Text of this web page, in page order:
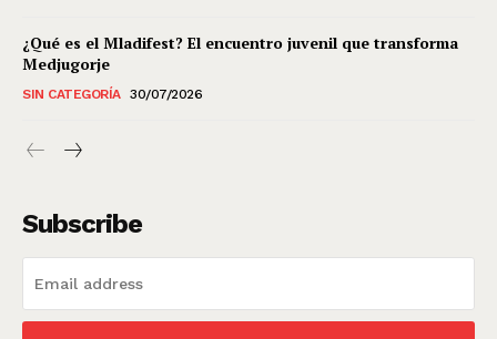
¿Qué es el Mladifest? El encuentro juvenil que transforma
Medjugorje
SIN CATEGORÍA 30/07/2026
Subscribe